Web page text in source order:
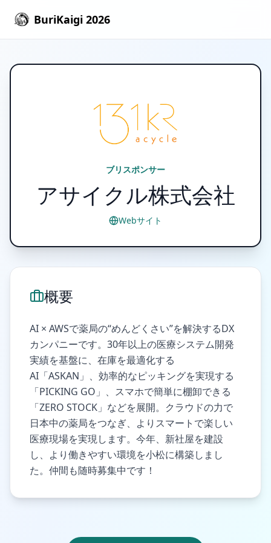
BuriKaigi 2026
ブリスポンサー
アサイクル株式会社
Webサイト
概要
AI × AWSで薬局の“めんどくさい”を解決するDX
カンパニーです。30年以上の医療システム開発
実績を基盤に、在庫を最適化する
AI「ASKAN」、効率的なピッキングを実現する
「PICKING GO」、スマホで簡単に棚卸できる
「ZERO STOCK」などを展開。クラウドの力で
日本中の薬局をつなぎ、よりスマートで楽しい
医療現場を実現します。今年、新社屋を建設
し、より働きやすい環境を小松に構築しまし
た。仲間も随時募集中です！